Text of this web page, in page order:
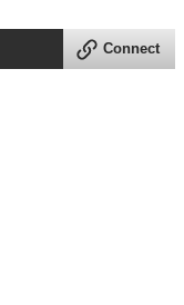
Connect